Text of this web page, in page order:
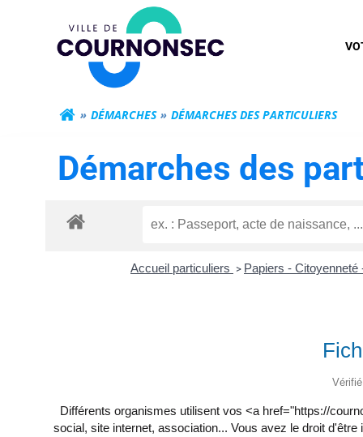
Mairie de
DÉMARCHES DÉMARCHES DES PARTICULIERS
Démarches des
Accueil particuliers > Papiers -
Différents organismes utilisent vos <a href="https://
social, site internet, association... Vous avez le droit